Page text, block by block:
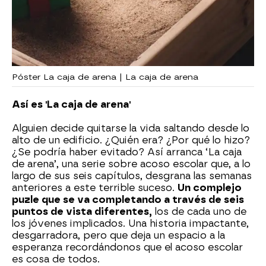
Póster La caja de arena | La caja de arena
Así es 'La caja de arena'
Alguien decide quitarse la vida saltando desde lo
alto de un edificio. ¿Quién era? ¿Por qué lo hizo?
¿Se podría haber evitado? Así arranca ‘La caja
de arena’, una serie sobre acoso escolar que, a lo
largo de sus seis capítulos, desgrana las semanas
anteriores a este terrible suceso. Un complejo
puzle que se va completando a través de seis
puntos de vista diferentes, los de cada uno de
los jóvenes implicados. Una historia impactante,
desgarradora, pero que deja un espacio a la
esperanza recordándonos que el acoso escolar
es cosa de todos.